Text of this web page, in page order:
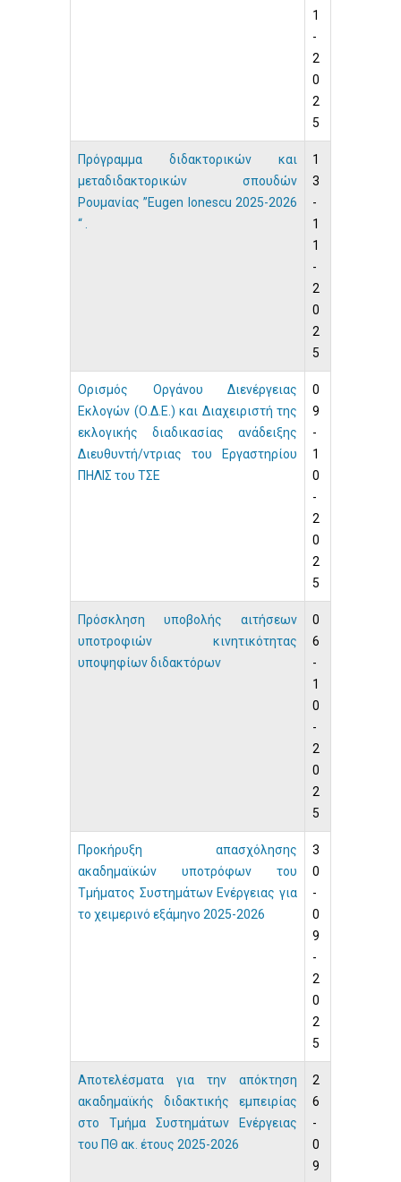
1
-
2
0
2
5
Πρόγραμμα διδακτορικών και
μεταδιδακτορικών σπουδών
Ρουμανίας ”Eugen Ionescu 2025-2026
“ .
1
3
-
1
1
-
2
0
2
5
Ορισμός Οργάνου Διενέργειας
Εκλογών (Ο.Δ.Ε.) και Διαχειριστή της
εκλογικής διαδικασίας ανάδειξης
Διευθυντή/ντριας του Εργαστηρίου
ΠΗΛΙΣ του ΤΣΕ
0
9
-
1
0
-
2
0
2
5
Πρόσκληση υποβολής αιτήσεων
υποτροφιών κινητικότητας
υποψηφίων διδακτόρων
0
6
-
1
0
-
2
0
2
5
Προκήρυξη απασχόλησης
ακαδημαϊκών υποτρόφων του
Τμήματος Συστημάτων Ενέργειας για
το χειμερινό εξάμηνο 2025-2026
3
0
-
0
9
-
2
0
2
5
Αποτελέσματα για την απόκτηση
ακαδημαϊκής διδακτικής εμπειρίας
στο Τμήμα Συστημάτων Ενέργειας
του ΠΘ ακ. έτους 2025-2026
2
6
-
0
9